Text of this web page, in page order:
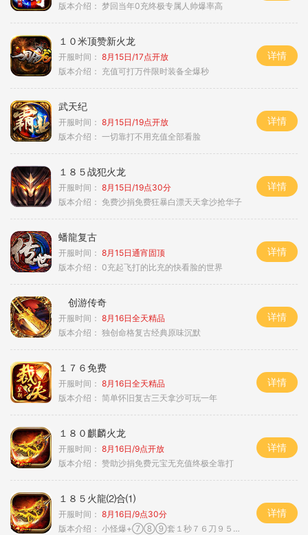
版本介绍： 梦回当年0充终极专属人帅爆率高
１０米顶赞新火龙
开服时间： 8月15日/17点开放
版本介绍： 充值可打万件限时装备全爆秒
详情
武天纪
开服时间： 8月15日/19点开放
版本介绍： 一切靠打不用充值全部看脸
详情
１８５战犯火龙
开服时间： 8月15日/19点30分
版本介绍： 免费沙捐免费狂暴白漂天天拿沙抢华子
详情
蟠龍复古
开服时间： 8月15日通宵固顶
版本介绍： 0充起飞打的比充的快看脸的世界
详情
创游传奇
开服时间： 8月16日全天精品
版本介绍： 独创命格复古经典原味沉默
详情
１７６免费
开服时间： 8月16日全天精品
版本介绍： 简单怀旧复古三天拿沙可玩一年
详情
１８０麒麟火龙
开服时间： 8月16日/9点开放
版本介绍： 赞助沙捐免费元宝无充值终极全靠打
详情
１８５火龍⑵合⑴
开服时间： 8月16日/9点30分
版本介绍： 小怪爆+⑦⑧⑨套１秒７６刀９５范围捡
详情